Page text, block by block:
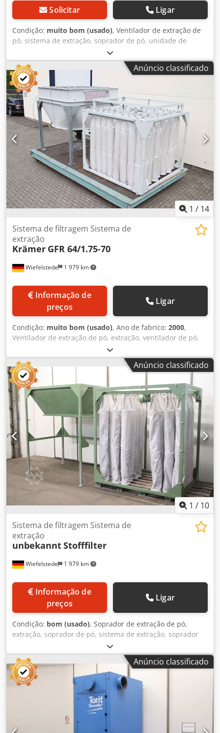
Solicitar Ligar
Condição: muito bom (usado), Ventilador de extração de
pó, sistema de extração, soprador de pó, unidade de
extração, aparelho de extração de pó, separador, filtro de
fumaça de solda, extração de fumaça de solda, ventilador
de exaustão de gases, sistema de filtragem, unidade de
despoeiramento com cartucho -Suporte de filtro: suporte
para gaze para extração, móvel -Estrutura suportadora: em
aço inoxidável -Área de extração: dimensão interna
1900/440/A1060 mm Dcedpfoyznk Hjx Ahmok -Dimensões:
2130/530/A1830 mm -Peso: 74 kg
Anúncio classificado
1 / 14
Wiefelstede 1 979 km
Sistema de filtragem Sistema de
extração
Krämer GFR 64/1.75-70
preços
Ligar
Condição: muito bom (usado), Ano de fabrico: 2000,
Ventilador de extração de pó, extração, ventilador de pó,
sistema de extração, ventilador de pó, aparelho de
extração de pó, separador, filtro de fumos de soldadura,
extração de fumos de solda, ventilador de exaustão de
gases, sistema de filtragem, sistema de despoeiramento
por cartucho - Sistema de filtragem - Estrutura do filtro:
2135/2135/H2030 mm - Motor vibratório: 0,55 kW -
Estrutura do funil: 2100/2130/H2330 mm - Motorredutor de
descarga: 2,2 kW 8,7 rpm - Abertura: Ø 250 mm / 250 x 220
mm - Componentes individuais: ver fotos, sem ventilador
de extração Dcsdpfx Aew Nhbmjhmok - Peso: 320 kg / 890
kg
Anúncio classificado
1 / 10
Wiefelstede 1 979 km
Sistema de filtragem Sistema de
extração
unbekanntStofffilter
preços
Ligar
Condição: bom (usado), Soprador de extração de pó,
extração, soprador de pó, sistema de extração, soprador
de pó, aparelho de extração de pó, separador, filtro de
fumaça de solda, extração de fumaça de soldagem,
ventilador para gases de exaustão, sistema de filtragem,
sistema de despoeiramento com cartucho. - Unidade de
filtragem: - Estrutura do filtro: 1400/1995/H2100 mm -
Motor vibratório: 0,25 kW - Estrutura do funil:
1400/1995/H2350 mm Dcodpfxsw Hz T So Ahmok -
Abertura: Ø 500 mm / 500 x 220 mm - Componentes
individuais: veja fotos - Peso: 220 kg / 521 kg
Anúncio classificado